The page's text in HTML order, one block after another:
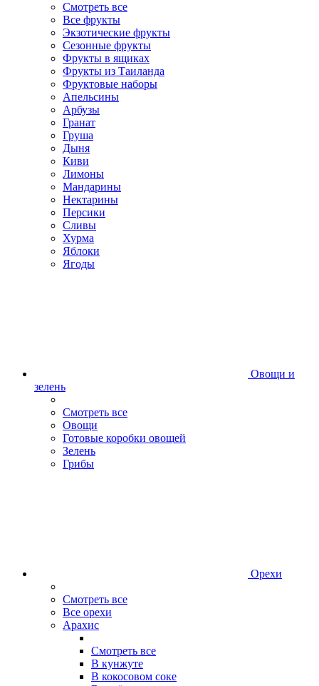
Смотреть все
Все фрукты
Экзотические фрукты
Сезонные фрукты
Фрукты в ящиках
Фрукты из Таиланда
Фруктовые наборы
Апельсины
Арбузы
Гранат
Груша
Дыня
Киви
Лимоны
Мандарины
Нектарины
Персики
Сливы
Хурма
Яблоки
Ягоды
Овощи и
зелень
Смотреть все
Овощи
Готовые коробки овощей
Зелень
Грибы
Орехи
Смотреть все
Все орехи
Арахис
Смотреть все
В кунжуте
В кокосовом соке